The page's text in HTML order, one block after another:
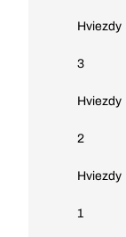
Hviezdy
3
Hviezdy
2
Hviezdy
1